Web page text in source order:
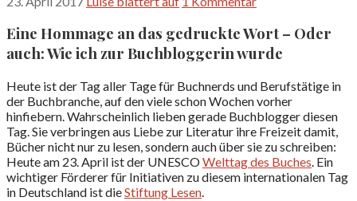
Eine Hommage an das gedruckte Wort – Oder
auch: Wie ich zur Buchbloggerin wurde
Heute ist der Tag aller Tage für Buchnerds und Berufstätige in
der Buchbranche, auf den viele schon Wochen vorher
hinfiebern. Wahrscheinlich lieben gerade Buchblogger diesen
Tag. Sie verbringen aus Liebe zur Literatur ihre Freizeit damit,
Bücher nicht nur zu lesen, sondern auch über sie zu schreiben:
Heute am 23. April ist der UNESCOWelttag des Buches. Ein
wichtiger Förderer für Initiativen zu diesem internationalen Tag
in Deutschland ist dieStiftung Lesen.